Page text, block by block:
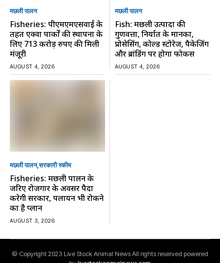
मछली पालन
Fisheries: पीएमएमएसवाई के
तहत एक्वा पार्कों की स्थापना के
लिए 713 करोड़ रुपए की मिली
मंजूरी
AUGUST 4, 2026
मछली पालन
Fish: मछली उत्पादों की
गुणवत्ता, निर्यात के मानकों,
प्रोसेसिंग, कोल्ड स्टोरेज, पैकेजिंग
और ब्रांडिंग पर होगा फोकस
AUGUST 4, 2026
मछली पालन सरकारी स्की‍म
Fisheries: मछली पालन के
जरिए रोजगार के अवसर पैदा
करेगी सरकार, पलायन भी रोकने
का है प्लान
AUGUST 3, 2026
© Copyright 2023 Live Stock Animal News All rights reserved powered